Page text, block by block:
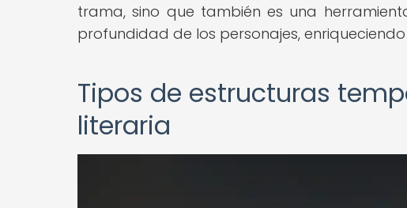
trama, sino que también es una
profundidad de los personajes,
Tipos de estructuras
literaria